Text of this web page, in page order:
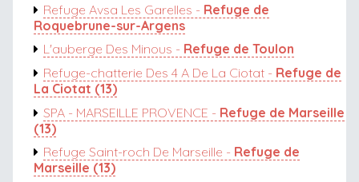
Refuge Avsa Les Garelles - Refuge de
Roquebrune-sur-Argens
L'auberge Des Minous - Refuge de Toulon
Refuge-chatterie Des 4 A De La Ciotat - Refuge de
La Ciotat (13)
SPA - MARSEILLE PROVENCE - Refuge de Marseille
(13)
Refuge Saint-roch De Marseille - Refuge de
Marseille (13)